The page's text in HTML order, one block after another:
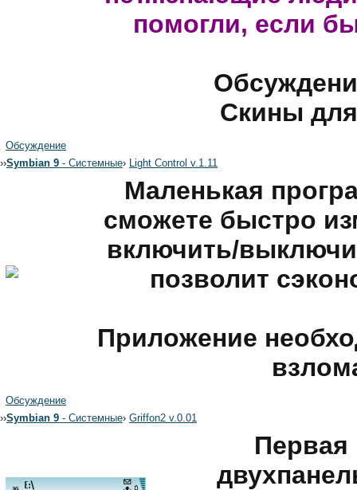
помогли, если
Скины
Обсуждение
››Symbian 9 - Системные› Light Control v.1.11
Маленькая
сможете быстро
включить/
позволит
Приложение
Обсуждение
››Symbian 9 - Системные› Griffon2 v.0.01
Первая